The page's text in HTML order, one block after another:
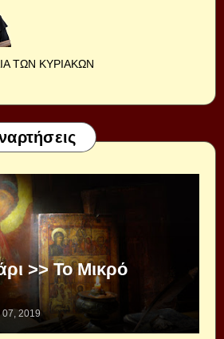
ΤΩΝ ΚΥΡΙΑΚΩΝ
>> Το Μικρό
07, 2019